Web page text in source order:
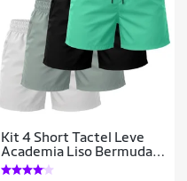
Kit 4 Short Tactel Leve
Academia Liso Bermuda
Masculina